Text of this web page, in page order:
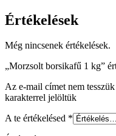
Értékelések
Még nincsenek értékelések.
„Morzsolt borsikafű 1 kg”
Az e-mail címet nem
karakterrel jelöltük
A te értékelésed *